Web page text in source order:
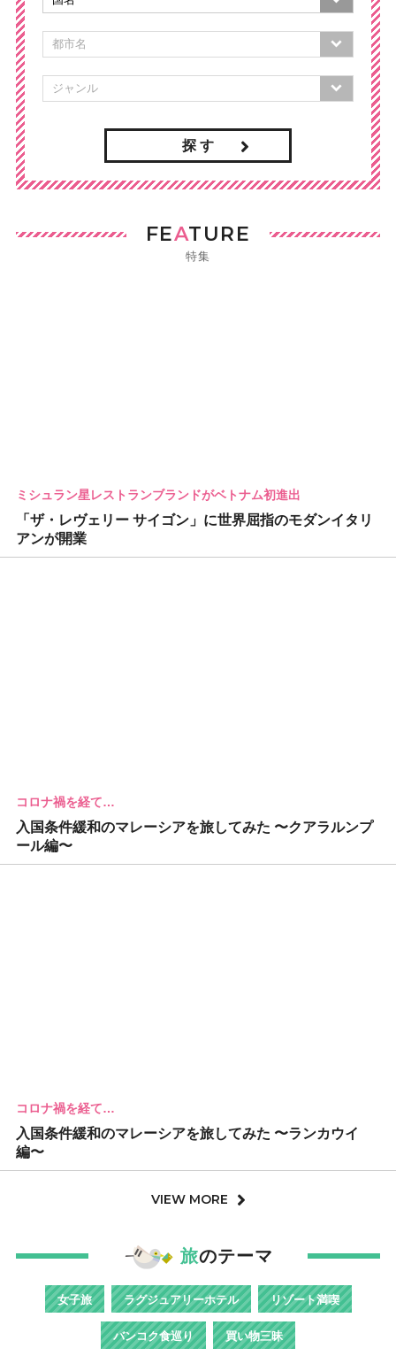
探 す
FEATURE
特集
ミシュラン星レストランブランドがベトナム初進出
「ザ・レヴェリー サイゴン」に世界屈指のモダンイタリ
アンが開業
コロナ禍を経て…
入国条件緩和のマレーシアを旅してみた 〜クアラルンプ
ール編〜
コロナ禍を経て…
入国条件緩和のマレーシアを旅してみた 〜ランカウイ
編〜
VIEW MORE
旅のテーマ
女子旅 ラグジュアリーホテル リゾート満喫
バンコク食巡り 買い物三昧